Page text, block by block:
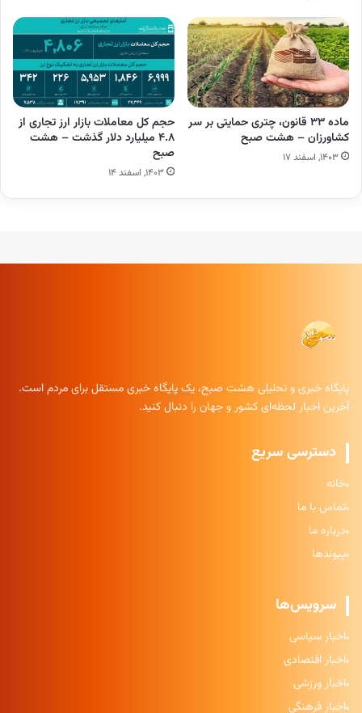
ماده ۳۳ قانون، چتری حمایتی بر سر
کشاورزان – هشت صبح
۱۴۰۳, اسفند ۱۷
حجم کل معاملات بازار ارز تجاری از
۴.۸ میلیارد دلار گذشت – هشت
صبح
۱۴۰۳, اسفند ۱۴
پایگاه خبری و تحلیلی هشت صبح، یک پایگاه خبری مستقل برای مردم است.
آخرین اخبار لحظه‌ای کشور و جهان را دنبال کنید.
دسترسی سریع
خانه
تماس با ما
درباره ما
پیوندها
سرویس‌ها
اخبار سیاسی
اخبار اقتصادی
اخبار ورزشی
اخبار فرهنگی